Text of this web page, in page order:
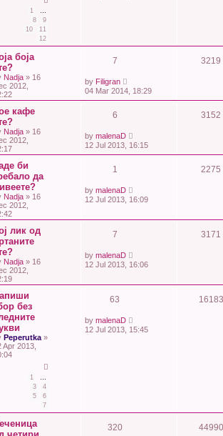
1
8
9
10
11
12
боја
Nadja » 16
2012,
7 3219
by Filigran
04 Mar 2014, 18:29
кафе
Nadja » 16
2012,
6 3152
by malenaD
12 Jul 2013, 16:15
би
да
Nadja » 16
2012,
1 2275
by malenaD
12 Jul 2013, 16:09
лик од
Nadja » 16
2012,
7 3171
by malenaD
12 Jul 2013, 16:06
без
Peperutka »
Apr 2013,
1
…
3
4
5
6
7
63 16183
by malenaD
12 Jul 2013, 15:45
320 44990